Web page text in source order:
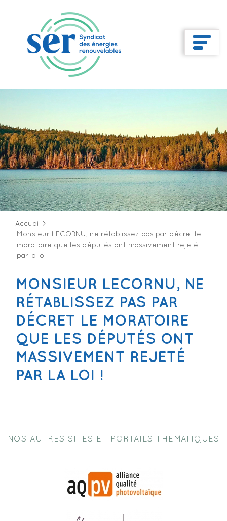
Accueil
>
Monsieur LECORNU, ne rétablissez pas par décret le
moratoire que les députés ont massivement rejeté
par la loi !
MONSIEUR LECORNU, NE
RÉTABLISSEZ PAS PAR
DÉCRET LE MORATOIRE
QUE LES DÉPUTÉS ONT
MASSIVEMENT REJETÉ
PAR LA LOI !
NOS AUTRES SITES ET PORTAILS THEMATIQUES